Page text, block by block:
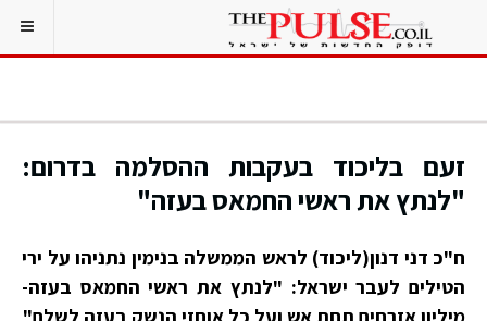
זעם בליכוד בעקבות ההסלמה בדרום:
"לנתץ את ראשי החמאס בעזה"
ח"כ דני דנון(ליכוד) לראש הממשלה בנימין נתניהו על ירי
הטילים לעבר ישראל: "לנתץ את ראשי החמאס בעזה-